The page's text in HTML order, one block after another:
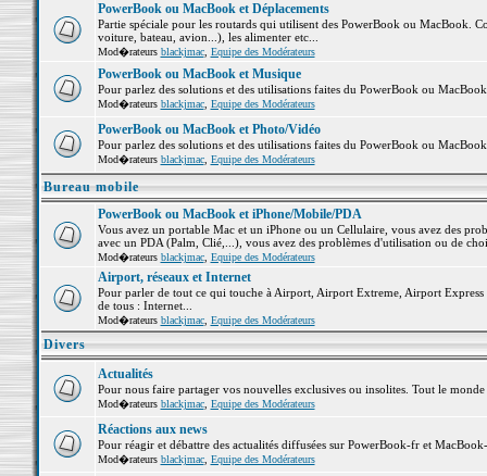
PowerBook ou MacBook et Déplacements
Partie spéciale pour les routards qui utilisent des PowerBook ou MacBook.
voiture, bateau, avion...), les alimenter etc...
Mod�rateurs blackjmac, Equipe des Modérateurs
PowerBook ou MacBook et Musique
Pour parlez des solutions et des utilisations faites du PowerBook ou
Mod�rateurs blackjmac, Equipe des Modérateurs
PowerBook ou MacBook et Photo/Vidéo
Pour parlez des solutions et des utilisations faites du PowerBook ou
Mod�rateurs blackjmac, Equipe des Modérateurs
Bureau mobile
PowerBook ou MacBook et iPhone/Mobile/PDA
Vous avez un portable Mac et un iPhone ou un Cellulaire, vous avez des
avec un PDA (Palm, Clié,...), vous avez des problèmes d'utilisation ou de
Mod�rateurs blackjmac, Equipe des Modérateurs
Airport, réseaux et Internet
Pour parler de tout ce qui touche à Airport, Airport Extreme, Airport
de tous : Internet...
Mod�rateurs blackjmac, Equipe des Modérateurs
Divers
Actualités
Pour nous faire partager vos nouvelles exclusives ou insolites. Tout le
Mod�rateurs blackjmac, Equipe des Modérateurs
Réactions aux news
Pour réagir et débattre des actualités diffusées sur PowerBook-fr et
Mod�rateurs blackjmac, Equipe des Modérateurs